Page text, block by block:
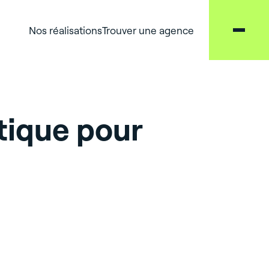
Nos réalisationsTrouver une agence
pour